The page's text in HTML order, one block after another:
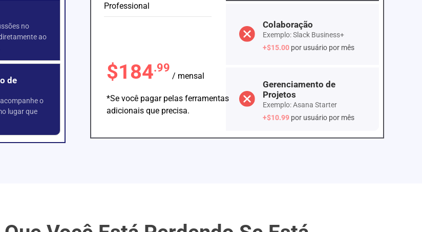
no
ao
de
o
lugar que
Professional
$184.99
/ mensal
*Se você pagar pelas ferramentas
adicionais que precisa.
Colaboração
Exemplo: Slack Business+
+$15.00 por usuário por mês
Gerenciamento de
Projetos
Exemplo: Asana Starter
+$10.99 por usuário por mês